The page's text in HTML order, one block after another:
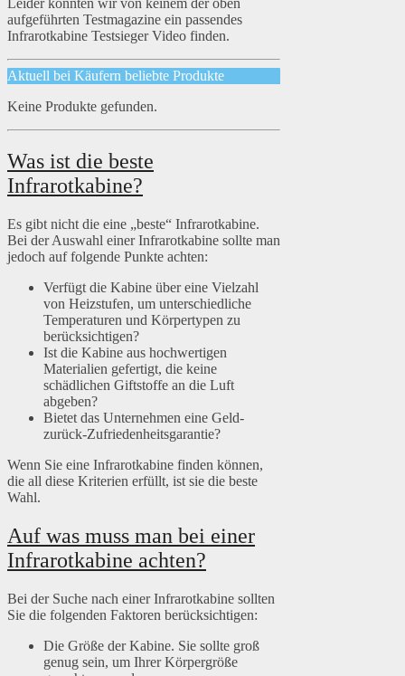
Leider konnten wir von keinem der oben
aufgeführten Testmagazine ein passendes
Infrarotkabine Testsieger Video finden.
Aktuell bei Käufern beliebte Produkte
Keine Produkte gefunden.
Was ist die beste
Infrarotkabine?
Es gibt nicht die eine „beste“ Infrarotkabine.
Bei der Auswahl einer Infrarotkabine sollte man
jedoch auf folgende Punkte achten:
Verfügt die Kabine über eine Vielzahl
von Heizstufen, um unterschiedliche
Temperaturen und Körpertypen zu
berücksichtigen?
Ist die Kabine aus hochwertigen
Materialien gefertigt, die keine
schädlichen Giftstoffe an die Luft
abgeben?
Bietet das Unternehmen eine Geld-
zurück-Zufriedenheitsgarantie?
Wenn Sie eine Infrarotkabine finden können,
die all diese Kriterien erfüllt, ist sie die beste
Wahl.
Auf was muss man bei einer
Infrarotkabine achten?
Bei der Suche nach einer Infrarotkabine sollten
Sie die folgenden Faktoren berücksichtigen:
Die Größe der Kabine. Sie sollte groß
genug sein, um Ihrer Körpergröße